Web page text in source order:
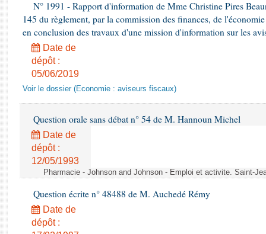
N° 1991 - Rapport d'information de Mme Christine Pires
145 du règlement, par la commission des finances, de
en conclusion des travaux d'une mission d'information sur les
Date de
dépôt :
05/06/2019
Voir le dossier (Economie : aviseurs fiscaux)
Question orale sans débat n° 54 de M. Hannoun Michel
Date de
dépôt :
12/05/1993
Pharmacie - Johnson and Johnson - Emploi et activite. Saint-
Question écrite n° 48488 de M. Auchedé Rémy
Date de
dépôt :